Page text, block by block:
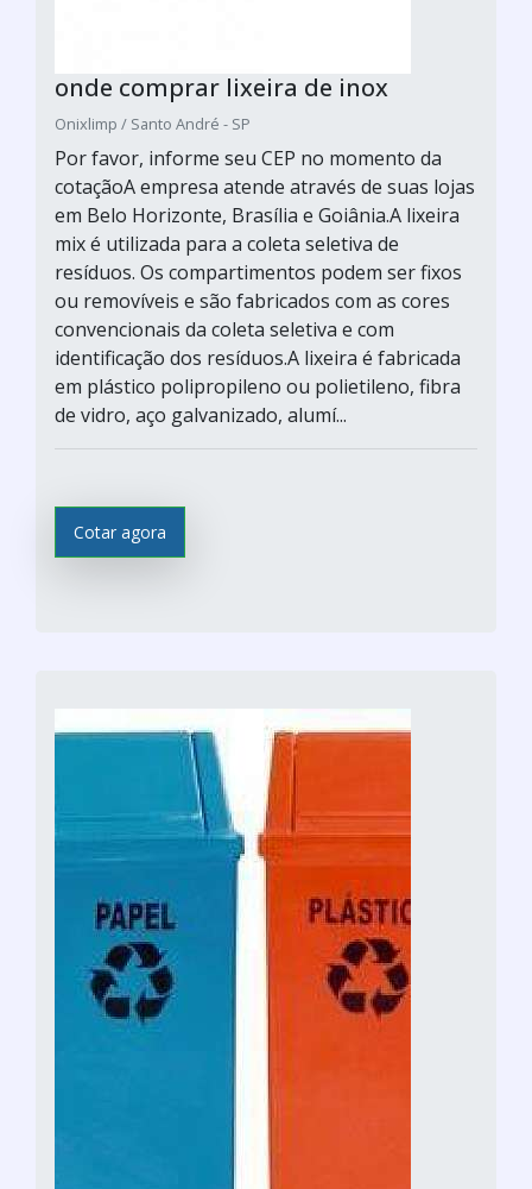
onde comprar lixeira de inox
Onixlimp / Santo André - SP
Por favor, informe seu CEP no momento da
cotaçãoA empresa atende através de suas lojas
em Belo Horizonte, Brasília e Goiânia.A lixeira
mix é utilizada para a coleta seletiva de
resíduos. Os compartimentos podem ser fixos
ou removíveis e são fabricados com as cores
convencionais da coleta seletiva e com
identificação dos resíduos.A lixeira é fabricada
em plástico polipropileno ou polietileno, fibra
de vidro, aço galvanizado, alumí...
Cotar agora